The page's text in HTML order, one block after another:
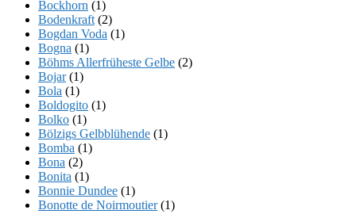
Bockhorn (1)
Bodenkraft (2)
Bogdan Voda (1)
Bogna (1)
Böhms Allerfrüheste Gelbe (2)
Bojar(1)
Bola (1)
Boldogito (1)
Bolko (1)
Bölzigs Gelbblühende (1)
Bomba (1)
Bona (2)
Bonita (1)
Bonnie Dundee (1)
Bonotte de Noirmoutier(1)